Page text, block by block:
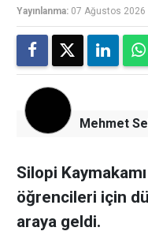
Yayınlanma: 07 Ağustos 2026
Mehmet
Silopi
öğrencileri için
araya geldi.